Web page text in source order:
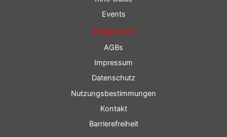
Events
Allgemein
AGBs
Impressum
Datenschutz
Nutzungsbestimmungen
Kontakt
Barrierefreiheit